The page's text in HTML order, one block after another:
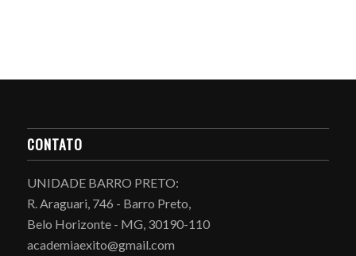
CONTATO
UNIDADE BARRO PRETO:
R. Araguari, 746 - Barro Preto,
Belo Horizonte - MG, 30190-110
academiaexito@gmail.com